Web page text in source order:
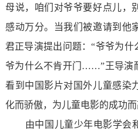
母说，咱们对爷爷要好点儿，
感动万分。当我们被邀请到他
君正导演提出问题：“爷爷为
爷为什么不肯开门……”王导演
看到中国影片对国外儿童感染
化而骄傲，为儿童电影的成功而
由中国儿童少年电影学会